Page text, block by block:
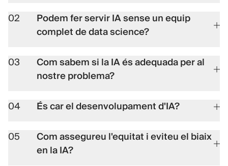
02
Podem fer servir IA sense un equip
complet de data science?
03
Com sabem si la IA és adequada per al
nostre problema?
04
És car el desenvolupament d'IA?
05
Com assegureu l'equitat i eviteu el biaix
en la IA?